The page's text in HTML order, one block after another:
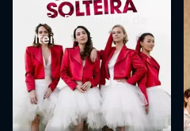
Missão Despedida de
Solteira